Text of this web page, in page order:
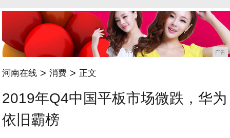
广告
河南在线 > 消费 > 正文
2019年Q4中国平板市场微跌，华为
依旧霸榜